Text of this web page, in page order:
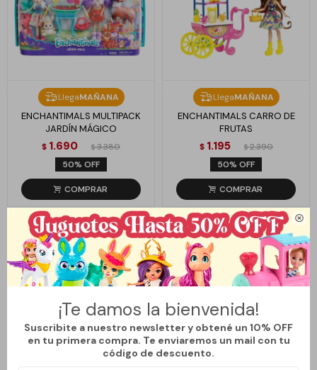

¡Te damos la bienvenida!
Suscribite a nuestro newsletter y obtené un 10% OFF
en tu primera compra. Te enviaremos un mail con tu
código de descuento.
LlegaMAÑANA
ENCHANTIMALS MULTIPACK
JARDÍN MÁGICO
$ 1.690 $ 3.380
50
LlegaMAÑANA
ENCHANTIMALS CARRO DE
FRUTAS
$ 1.195 $ 2.390
50